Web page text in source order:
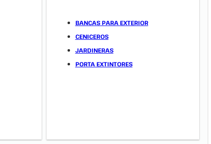
BANCAS PARA EXTERIOR
CENICEROS
JARDINERAS
PORTA EXTINTORES